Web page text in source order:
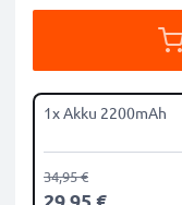
1x Akku 2200mAh
34,95 €